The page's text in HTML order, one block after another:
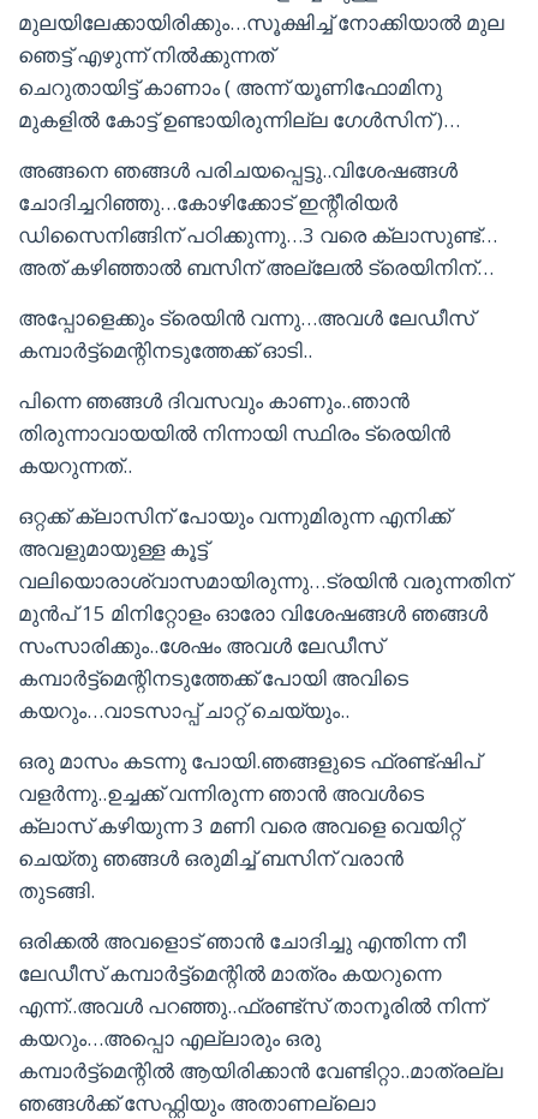
മുലയിലേക്കായിരിക്കും…സൂക്ഷിച്ച് നോക്കിയാൽ മുല
ഞെട്ട് എഴുന്ന് നിൽക്കുന്നത്
ചെറുതായിട്ട് കാണാം ( അന്ന് യൂണിഫോമിനു
മുകളിൽ കോട്ട് ഉണ്ടായിരുന്നില്ല ഗേൾസിന് )…
അങ്ങനെ ഞങ്ങൾ പരിചയപ്പെട്ടു..വിശേഷങ്ങൾ
ചോദിച്ചറിഞ്ഞു…കോഴിക്കോട് ഇന്റീരിയർ
ഡിസൈനിങ്ങിന് പഠിക്കുന്നു…3 വരെ ക്ലാസുണ്ട്…
അത് കഴിഞ്ഞാൽ ബസിന് അല്ലേൽ ട്രെയിനിന്…
അപ്പോളെക്കും ട്രെയിൻ വന്നു…അവൾ ലേഡീസ്
കമ്പാർട്ട്മെന്റിനടുത്തേക്ക് ഓടി..
പിന്നെ ഞങ്ങൾ ദിവസവും കാണും..ഞാൻ
തിരുന്നാവായയിൽ നിന്നായി സ്ഥിരം ട്രെയിൻ
കയറുന്നത്..
ഒറ്റക്ക് ക്ലാസിന് പോയും വന്നുമിരുന്ന എനിക്ക്
അവളുമായുള്ള കൂട്ട്
വലിയൊരാശ്വാസമായിരുന്നു…ട്രയിൻ വരുന്നതിന്
മുൻപ് 15 മിനിറ്റോളം ഓരോ വിശേഷങ്ങൾ ഞങ്ങൾ
സംസാരിക്കും..ശേഷം അവൾ ലേഡീസ്
കമ്പാർട്ട്മെന്റിനടുത്തേക്ക് പോയി അവിടെ
കയറും…വാടസാപ്പ് ചാറ്റ് ചെയ്യും..
ഒരു മാസം കടന്നു പോയി.ഞങ്ങളുടെ ഫ്രണ്ട്ഷിപ്
വളർന്നു..ഉച്ചക്ക് വന്നിരുന്ന ഞാൻ അവൾടെ
ക്ലാസ് കഴിയുന്ന 3 മണി വരെ അവളെ വെയിറ്റ്
ചെയ്തു ഞങ്ങൾ ഒരുമിച്ച് ബസിന് വരാൻ
തുടങ്ങി.
ഒരിക്കൽ അവളൊട് ഞാൻ ചോദിച്ചു എന്തിന്ന നീ
ലേഡീസ് കമ്പാർട്ട്മെന്റിൽ മാത്രം കയറുന്നെ
എന്ന്..അവൾ പറഞ്ഞു..ഫ്രണ്ട്സ് താനൂരിൽ നിന്ന്
കയറും…അപ്പൊ എല്ലാരും ഒരു
കമ്പാർട്ട്മെന്റിൽ ആയിരിക്കാൻ വേണ്ടിറ്റാ..മാത്രല്ല
ഞങ്ങൾക്ക് സേഫ്റ്റിയും അതാണല്ലൊ